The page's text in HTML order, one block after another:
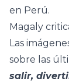
en Perú.
Magaly
Las
sobre las
salir,